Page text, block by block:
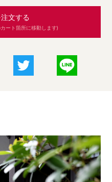
文する
ート箇所に移動します)